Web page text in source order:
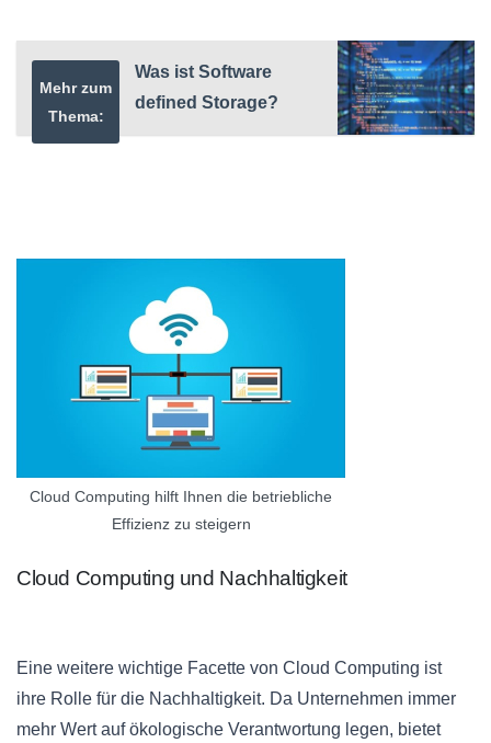
Mehr zum
Thema:
Was ist Software
defined Storage?
Cloud Computing hilft Ihnen die betriebliche
Effizienz zu steigern
Cloud Computing und Nachhaltigkeit
Eine weitere wichtige Facette von Cloud Computing ist
ihre Rolle für die Nachhaltigkeit. Da Unternehmen immer
mehr Wert auf ökologische Verantwortung legen, bietet